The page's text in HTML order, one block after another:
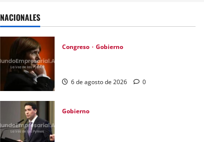
NACIONALES
Congreso Gobierno
6 de agosto de 2026 0
Gobierno